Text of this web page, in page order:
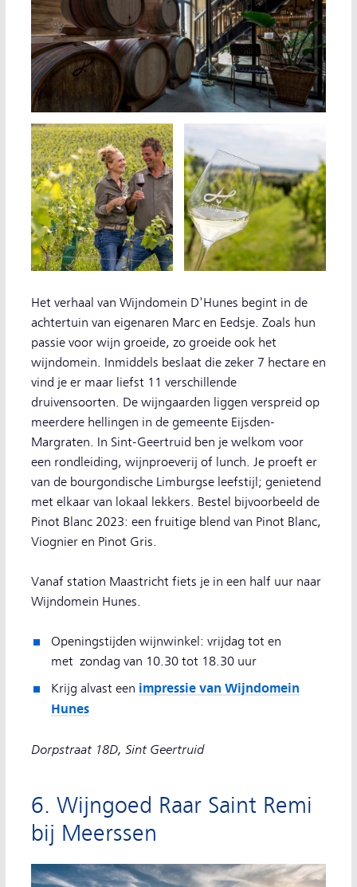
Het verhaal van Wijndomein D'Hunes begint in de
achtertuin van eigenaren Marc en Eedsje. Zoals hun
passie voor wijn groeide, zo groeide ook het
wijndomein. Inmiddels beslaat die zeker 7 hectare en
vind je er maar liefst 11 verschillende
druivensoorten. De wijngaarden liggen verspreid op
meerdere hellingen in de gemeente Eijsden-
Margraten. In Sint-Geertruid ben je welkom voor
een rondleiding, wijnproeverij of lunch. Je proeft er
van de bourgondische Limburgse leefstijl; genietend
met elkaar van lokaal lekkers. Bestel bijvoorbeeld de
Pinot Blanc 2023: een fruitige blend van Pinot Blanc,
Viognier en Pinot Gris.
Vanaf station Maastricht fiets je in een half uur naar
Wijndomein Hunes.
Openingstijden wijnwinkel: vrijdag tot en
met zondag van 10.30 tot 18.30 uur
Krijg alvast een impressie van Wijndomein
Hunes
Dorpstraat 18D, Sint Geertruid
6. Wijngoed Raar Saint Remi
bij Meerssen